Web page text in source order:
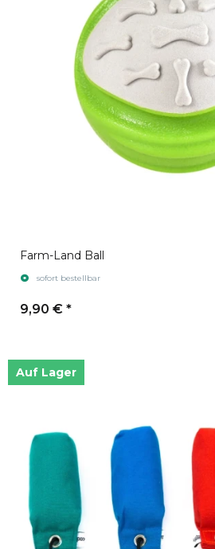
Farm-Land Ball
sofort bestellbar
9,90 € *
Auf Lager